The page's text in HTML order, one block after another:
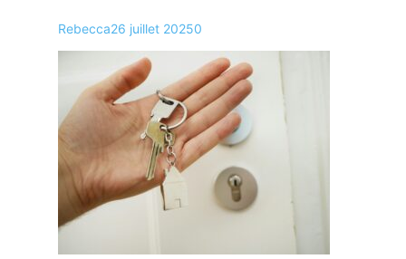
Rebecca26 juillet 20250